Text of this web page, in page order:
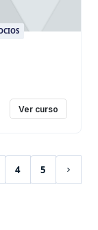
Ver curso
4 5